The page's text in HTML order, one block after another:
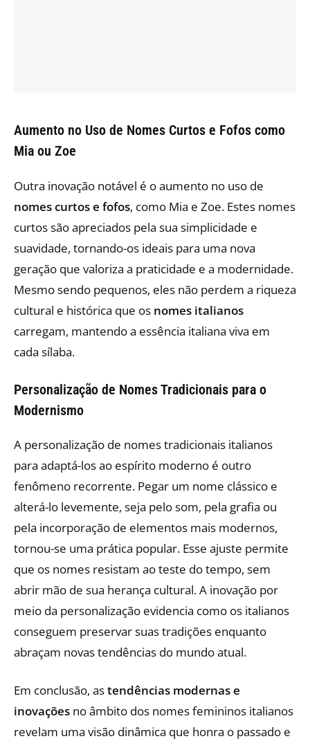
Aumento no Uso de Nomes Curtos e Fofos como
Mia ou Zoe
Outra inovação notável é o aumento no uso de
nomes curtos e fofos, como Mia e Zoe. Estes nomes
curtos são apreciados pela sua simplicidade e
suavidade, tornando-os ideais para uma nova
geração que valoriza a praticidade e a modernidade.
Mesmo sendo pequenos, eles não perdem a riqueza
cultural e histórica que os nomes italianos
carregam, mantendo a essência italiana viva em
cada sílaba.
Personalização de Nomes Tradicionais para o
Modernismo
A personalização de nomes tradicionais italianos
para adaptá-los ao espírito moderno é outro
fenômeno recorrente. Pegar um nome clássico e
alterá-lo levemente, seja pelo som, pela grafia ou
pela incorporação de elementos mais modernos,
tornou-se uma prática popular. Esse ajuste permite
que os nomes resistam ao teste do tempo, sem
abrir mão de sua herança cultural. A inovação por
meio da personalização evidencia como os italianos
conseguem preservar suas tradições enquanto
abraçam novas tendências do mundo atual.
Em conclusão, astendências modernas e
inovações no âmbito dos nomes femininos italianos
revelam uma visão dinâmica que honra o passado e